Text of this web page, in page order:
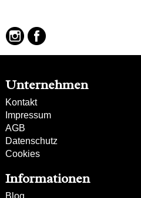
Unternehmen
Kontakt
Impressum
AGB
Datenschutz
Cookies
Informationen
Blog